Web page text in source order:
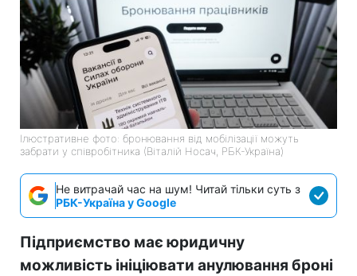
Ілюстративне фото: бронювання від мобілізації можуть
забрати у співробітника (Віталій Носач, РБК-Україна)
Не витрачай час на шум! Читай тільки суть з
РБК-Україна у Google
Підприємство має юридичну
можливість ініціювати анулювання броні